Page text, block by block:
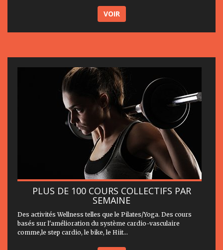
VOIR
PLUS DE 100 COURS COLLECTIFS PAR
SEMAINE
Des activités Wellness telles que le Pilates/Yoga. Des cours
basés sur l'amélioration du système cardio-vasculaire
comme,le step cardio, le bike, le Hiit...